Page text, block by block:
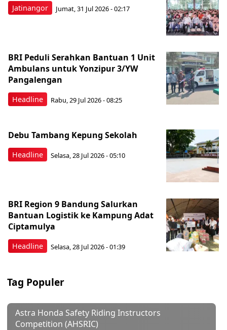
Jatinangor Jumat, 31 Jul 2026 - 02:17
Headline
BRI Peduli Serahkan Bantuan 1 Unit
Ambulans untuk Yonzipur 3/YW
Pangalengan
Rabu, 29 Jul 2026 - 08:25
Headline
Debu Tambang Kepung Sekolah
Selasa, 28 Jul 2026 - 05:10
Headline
BRI Region 9 Bandung Salurkan
Bantuan Logistik ke Kampung Adat
Ciptamulya
Selasa, 28 Jul 2026 - 01:39
Tag Populer
Astra Honda Safety Riding Instructors
Competition (AHSRIC)